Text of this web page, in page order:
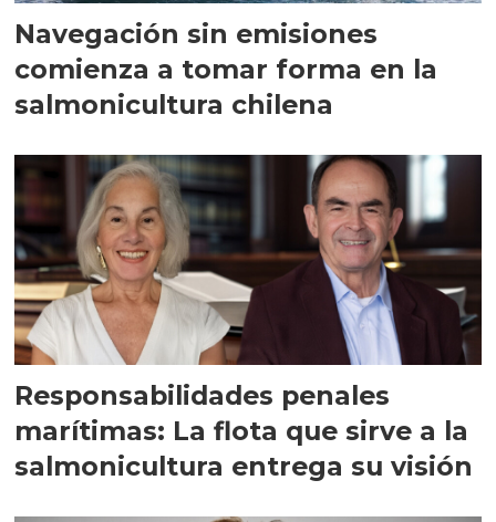
Navegación sin emisiones
comienza a tomar forma en la
salmonicultura chilena
Responsabilidades penales
marítimas: La flota que sirve a la
salmonicultura entrega su visión